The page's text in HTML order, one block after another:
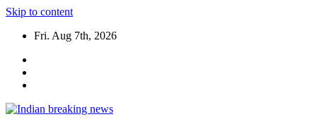
Skip to content
Fri. Aug 7th, 2026